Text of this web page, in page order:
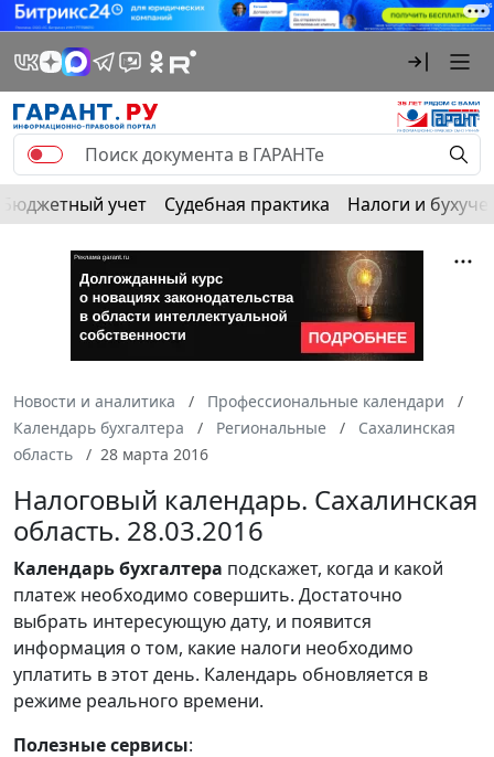
Бюджетный учет Судебная практика Налоги и
Новости и аналитика
Профессиональные календари
Календарь бухгалтера
Региональные
Сахалинская
область
28 марта 2016
Налоговый календарь. Сахалинская
область. 28.03.2016
Календарьбухгалтера подскажет, когда и какой
платеж необходимо совершить. Достаточно
выбрать интересующую дату, и появится
информация о том, какие налоги необходимо
уплатить в этот день. Календарь обновляется в
режиме реального времени.
Полезные сервисы: